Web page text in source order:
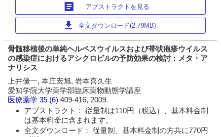
article アブストラクトを見る
download 全文ダウンロード(2.79MB)
骨髄移植後の単純ヘルペスウイルスおよび帯状疱疹ウイルス
の感染症におけるアシクロビルの予防効果の検討：メタ・ア
ナリシス
上井優一, 本庄宏旭, 岩本喜久生
愛知学院大学薬学部臨床薬物動態学講座
医療薬学 35 (6)409-416, 2009.
アブストラクト： 従量制は110円（税込）、基本料金制
は基本料金に含まれます。
全文ダウンロード： 従量制、基本料金制の方共に770円